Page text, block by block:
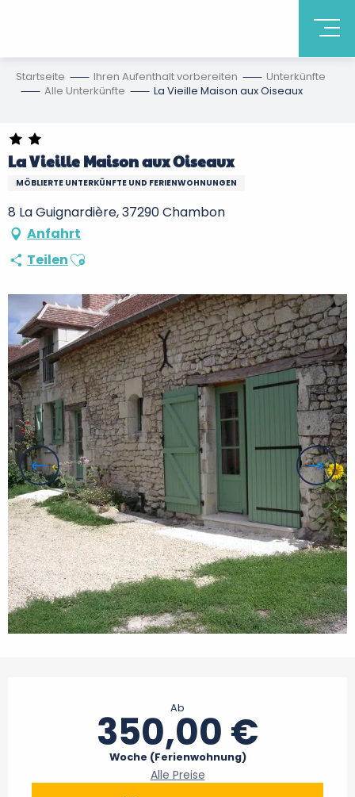
Startseite Ihren Aufenthalt vorbereiten
Unterkünfte
Alle Unterkünfte
La Vieille Maison aux Oiseaux
La Vieille Maison aux Oiseaux
MÖBLIERTE UNTERKÜNFTE UND FERIENWOHNUNGEN
8 La Guignardière, 37290 Chambon
Anfahrt
TeilenAjouter aux favoris
Ab
350,00 €
Woche (Ferienwohnung)
Alle Preise